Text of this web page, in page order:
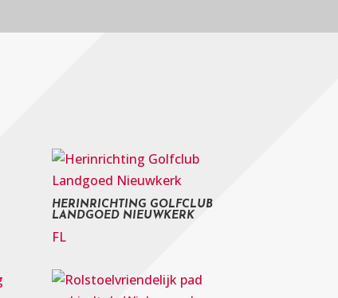
HERINRICHTING GOLFCLUB
LANDGOED NIEUWKERK
FL